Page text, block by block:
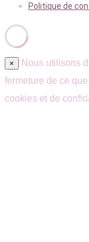
Politique de
×
Nous utilisons
fermeture de ce
cookies et de